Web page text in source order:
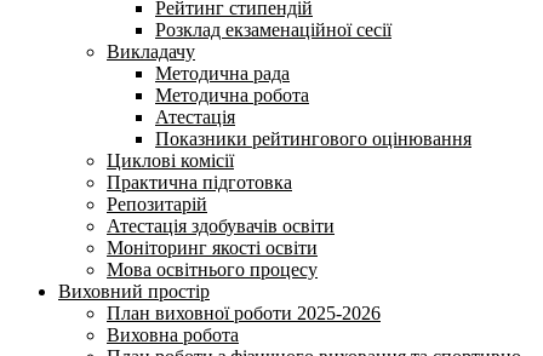
Рейтинг стипендій
Розклад екзаменаційної сесії
Викладачу
Методична рада
Методична робота
Атестація
Показники рейтингового оцінювання
Циклові комісії
Практична підготовка
Репозитарій
Атестація здобувачів освіти
Моніторинг якості освіти
Мова освітнього процесу
Виховний простір
План виховної роботи 2025-2026
Виховна робота